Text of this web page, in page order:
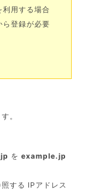
用する場合
ら登録が必要
。
をexample.jp
照する IPアドレス